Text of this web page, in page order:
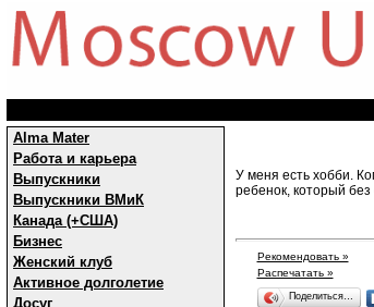
Alma Mater
Работа и карьера
Выпускники
Выпускники ВМиК
Канада (+США)
Бизнес
Женский клуб
Активное долголетие
Досуг
У меня есть хобби.
ребенок, который
Рекомендовать »
Распечатать »
Поделиться…